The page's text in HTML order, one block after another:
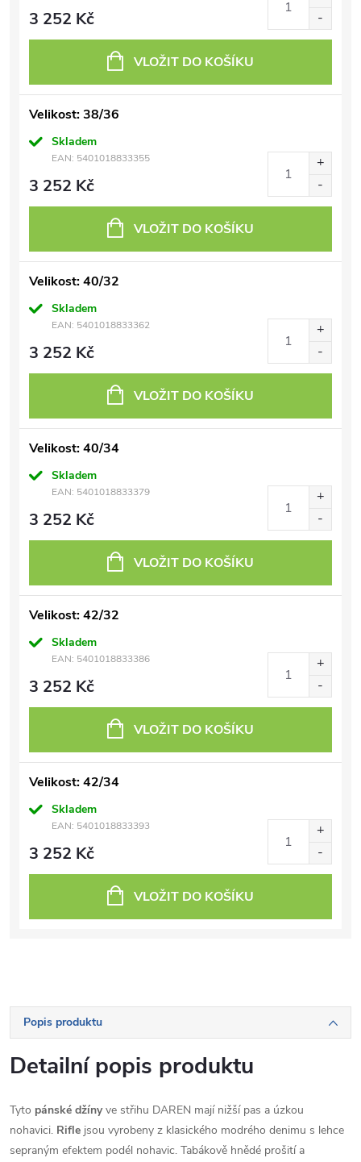
3 252 Kč
VLOŽIT DO KOŠÍKU
Velikost: 38/36
Skladem
EAN: 5401018833355
3 252 Kč
VLOŽIT DO KOŠÍKU
Velikost: 40/32
Skladem
EAN: 5401018833362
3 252 Kč
VLOŽIT DO KOŠÍKU
Velikost: 40/34
Skladem
EAN: 5401018833379
3 252 Kč
VLOŽIT DO KOŠÍKU
Velikost: 42/32
Skladem
EAN: 5401018833386
3 252 Kč
VLOŽIT DO KOŠÍKU
Velikost: 42/34
Skladem
EAN: 5401018833393
3 252 Kč
VLOŽIT DO KOŠÍKU
Popis produktu
Detailní popis produktu
Tyto pánské džíny ve střihu DAREN mají nižší pas a úzkou
nohavici. Rifle jsou vyrobeny z klasického modrého denimu s lehce
sepraným efektem podél nohavic. Tabákově hnědé prošití a